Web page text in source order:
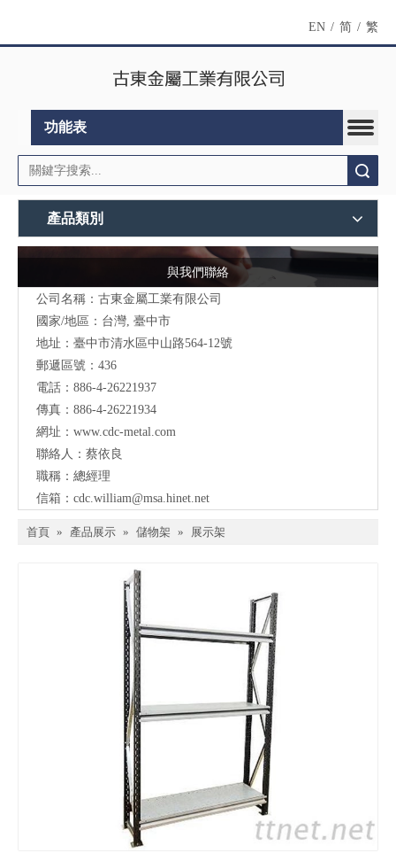
EN / 简 / 繁
功能表
產品類別
與我們聯絡
公司名稱：古東金屬工業有限公司
國家/地區：台灣, 臺中市
地址：臺中市清水區中山路564-12號
郵遞區號：436
電話：886-4-26221937
傳真：886-4-26221934
網址： www.cdc-metal.com
聯絡人：蔡依良
職稱：總經理
信箱： cdc.william@msa.hinet.net
首頁 » 產品展示 » 儲物架 » 展示架